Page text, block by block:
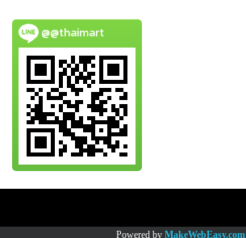
@@thaimart
Powered by MakeWebEasy.com